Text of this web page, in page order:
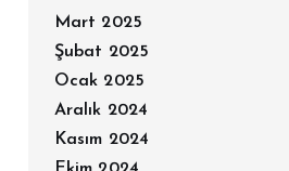
Mart 2025
Şubat 2025
Ocak 2025
Aralık 2024
Kasım 2024